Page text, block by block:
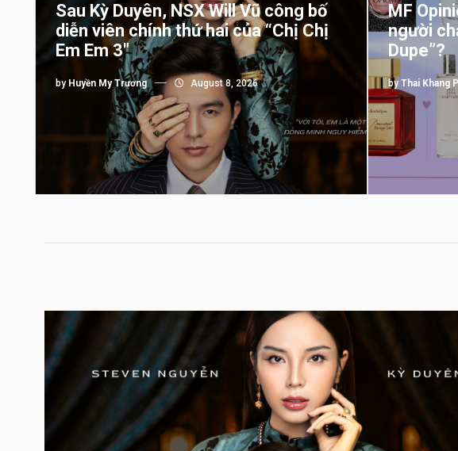
Sau Kỳ Duyên, NSX Will Vũ công bố
diễn viên chính thứ hai của “Chị Chị
Em Em 3″
by Huyền My Trương August 8, 2026
MF
người
Dupe”?
by Thai Khang